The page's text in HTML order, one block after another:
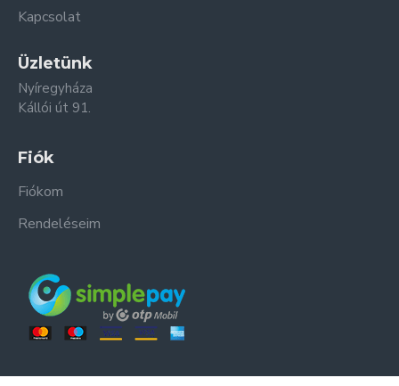
Kapcsolat
Üzletünk
Nyíregyháza
Kállói út 91.
Fiók
Fiókom
Rendeléseim